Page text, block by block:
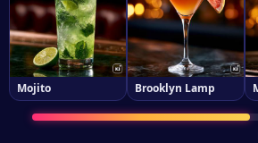
Mojito Brooklyn Lamp